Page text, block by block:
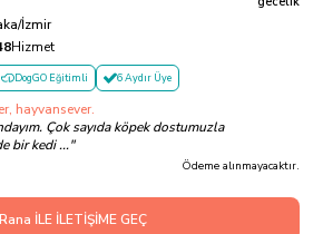
İzmir
Hizmet
DogGO Eğitimli 6 Aydır Üye
hayvansever.
Çok sayıda köpek dostumuzla
bir kedi ..."
Ödeme alınmayacaktır.
Rana İLE İLETİŞİME GEÇ